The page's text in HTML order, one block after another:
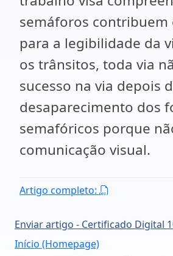
semáforos contribuem
para a legibilidade da
os trânsitos, toda via
sucesso na via depois
desaparecimento dos
semafóricos porque
comunicação visual.
Artigo completo:
Enviar artigo - Certificado Digital
Início (Homepage)